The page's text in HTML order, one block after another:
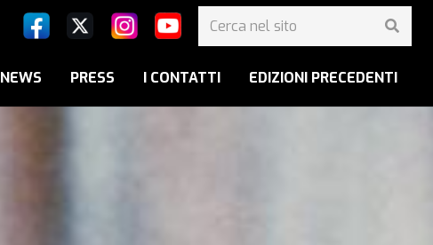
NEWS PRESS I CONTATTI EDIZIONI PRECEDENTI